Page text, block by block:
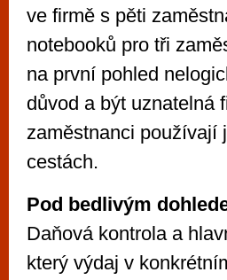
ve firmě s pěti
notebooků pro tři
na první pohled
důvod a být uznatelná
zaměstnanci používají
cestách.
Pod bedlivým
Daňová kontrola a
který výdaj v